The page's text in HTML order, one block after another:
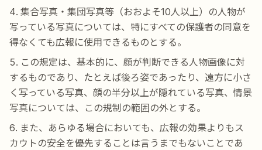
集合写真・集団写真等（おおよそ10人以上）の人物が
写っている写真については、特にすべての保護者の同意を
得なくても広報に使用できるものとする。
この規定は、基本的に、顔が判断できる人物画像に対
するものであり、たとえば後ろ姿であったり、遠方に小さ
く写っている写真、顔の半分以上が隠れている写真、情景
写真については、この規制の範囲の外とする。
また、あらゆる場合においても、広報の効果よりもス
カウトの安全を優先することは言うまでもないことであ